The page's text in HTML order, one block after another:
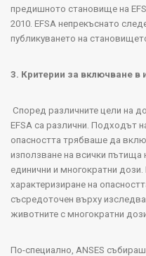
предишното становище на
2010. EFSA непрекъснато
публикуването на
3. Критерии за включване в
Според различните цели на
EFSA са различни Подходът
опасността трябваше да
използване на всички пътища
единични и многократни
характеризиране на
съсредоточен върху
животните с многократни
По-специално, ANSES